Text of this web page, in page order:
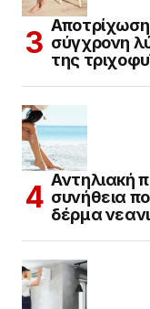
σύγχρονη
της
Αντηλιακή
συνήθεια
δέρμα